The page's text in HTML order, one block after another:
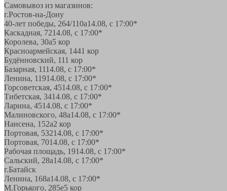
Самовывоз из магазинов:
г.Ростов-на-Дону
40-лет победы, 264/110а14.08, с 17:00*
Каскадная, 7214.08, с 17:00*
Королева, 30а5 кор
Красноармейская, 1441 кор
Будённовский, 111 кор
Базарная, 1114.08, с 17:00*
Ленина, 11914.08, с 17:00*
Горсоветская, 4514.08, с 17:00*
Тибетская, 3414.08, с 17:00*
Ларина, 4514.08, с 17:00*
Малиновского, 48а14.08, с 17:00*
Нансена, 152а2 кор
Портовая, 53214.08, с 17:00*
Портовая, 7014.08, с 17:00*
Рабочая площадь, 1914.08, с 17:00*
Сальский, 28a14.08, с 17:00*
г.Батайск
Ленина, 168а14.08, с 17:00*
М.Горького, 285е5 кор